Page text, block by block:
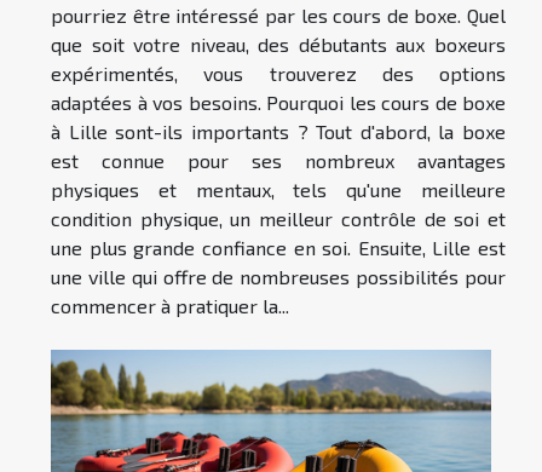
pourriez être intéressé par les cours de boxe. Quel
que soit votre niveau, des débutants aux boxeurs
expérimentés, vous trouverez des options
adaptées à vos besoins. Pourquoi les cours de boxe
à Lille sont-ils importants ? Tout d'abord, la boxe
est connue pour ses nombreux avantages
physiques et mentaux, tels qu'une meilleure
condition physique, un meilleur contrôle de soi et
une plus grande confiance en soi. Ensuite, Lille est
une ville qui offre de nombreuses possibilités pour
commencer à pratiquer la...